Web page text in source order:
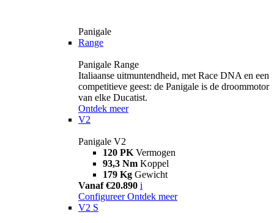
Panigale
Range
Panigale Range
Italiaanse uitmuntendheid, met Race DNA en een
competitieve geest: de Panigale is de droommotor
van elke Ducatist.
Ontdek meer
V2
Panigale V2
120 PK Vermogen
93,3 Nm Koppel
179 Kg Gewicht
Vanaf €20.890 i
Configureer Ontdek meer
V2 S